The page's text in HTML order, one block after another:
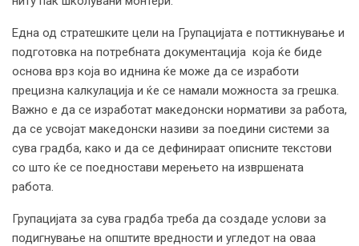
Една од стратешките цели на Групацијата е поттикнување и
подготовка на потребната документација која ќе биде
основа врз која во иднина ќе може да се изработи
прецизна калкулација и ќе се намали можноста за грешка.
Важно е да се изработат македонски нормативи за работа,
да се усвојат македонски називи за поедини системи за
сува градба, како и да се дефинираат описните текстови
со што ќе се поедностави мерењето на извршената
работа.
Групацијата за сува градба треба да создаде услови за
подигнување на општите вредности и угледот на оваа